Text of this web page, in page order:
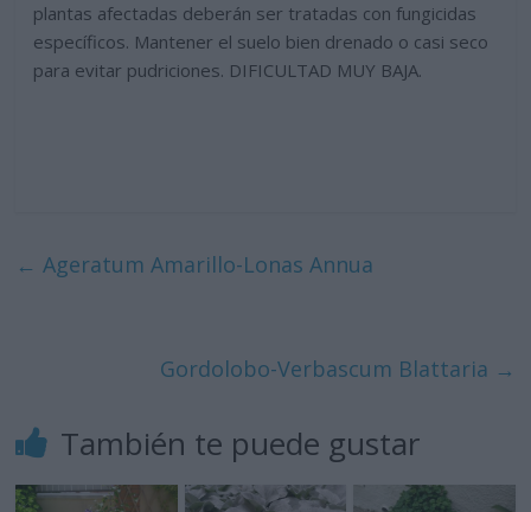
plantas afectadas deberán ser tratadas con fungicidas
específicos. Mantener el suelo bien drenado o casi seco
para evitar pudriciones. DIFICULTAD MUY BAJA.
← Ageratum Amarillo-Lonas Annua
Gordolobo-Verbascum Blattaria →
También te puede gustar